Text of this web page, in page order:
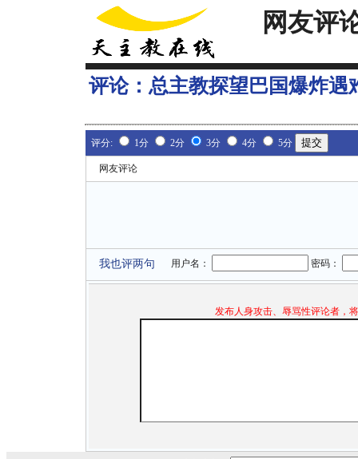
网友评
评论： 总主教探望巴国爆炸遇
评分: 1分 2分 3分 4分 5分
网友评论
我也评两句 用户名： 密码：
发布人身攻击、辱骂性评论者，